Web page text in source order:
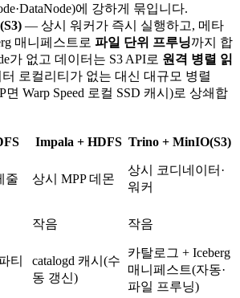
에 강하게 묶입니다.
— 상시 워커가 즉시 실행하고, 메타
매니페스트로 파일 단위 프루닝까지 합
가 없고 데이터는 S3 API로 원격 병렬 읽
로컬리티가 없는 대신 대규모 병렬
면 Warp Speed 로컬 SSD 캐시)로 상쇄합
Impala + HDFS Trino + MinIO(S3)
줄
상시 MPP 데몬
상시 코디네이터·
워커
작음 작음
티
catalogd 캐시(수
동 갱신)
카탈로그 + Iceberg
매니페스트(자동·
파일 프루닝)